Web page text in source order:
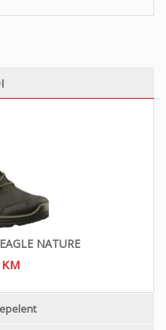
NATURE
KM